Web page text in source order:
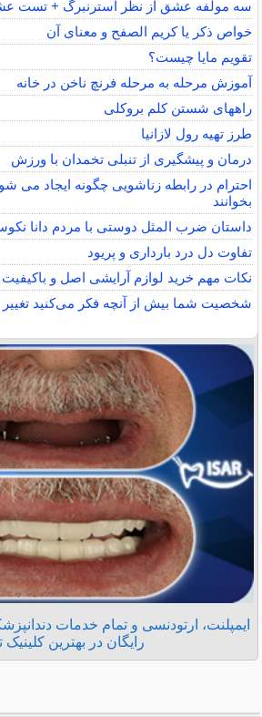
سه مولفه عشق از نظر استرنبرگ + تست
خواص ذکر یا کریم الصفح و معنای آن
تقویم مایا چیست؟
آموزش مرحله به مرحله فرنچ ناخن در خانه
راههای شستن کلم بروکلی
طرز تهیه رول لازانیا
درمان و پیشگیری از تنبلی تخمدان با ورزش
احترام در رابطه زناشویی چگونه ایجاد می
بخوانند
داستان ضرب المثل دوستی با مردم دانا
تفاوت دل درد بارداری و پریود
نکات مهم خرید لوازم آرایشی اصل و باکیفیت
شخصیت شما بیش از آنچه فکر می‌کنید
ایمپلنت، ارتودنسی و تمام خدمات
رایگان در بهترین کلینیک